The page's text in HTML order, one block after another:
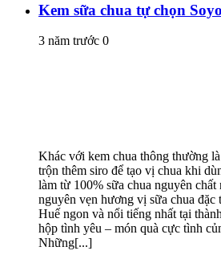
Kem sữa chua tự chọn Soyo
3 năm trước 0
Khác với kem chua thông thường
trộn thêm siro để tạo vị chua khi
làm từ 100% sữa chua nguyên
nguyên vẹn hương vị sữa chua đặc
Huế ngon và nổi tiếng nhất tại
hộp tình yêu – món quà cực tình
Những[...]